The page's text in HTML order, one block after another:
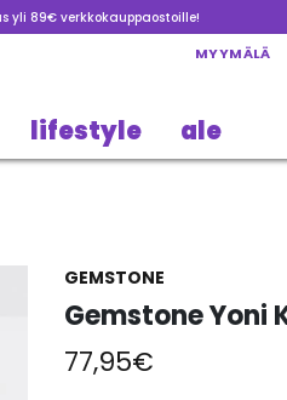
yli 89€ verkkokauppaostoille!
MYYMÄLÄ
lifestyle ale
GEMSTONE
Gemstone Yoni
77,95€